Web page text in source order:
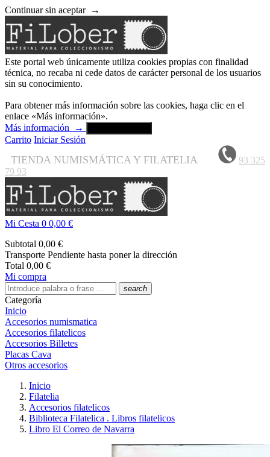
Continuar sin aceptar →
Este portal web únicamente utiliza cookies propias con finalidad
técnica, no recaba ni cede datos de carácter personal de los usuarios
sin su conocimiento.
Para obtener más información sobre las cookies, haga clic en el
enlace «Más información».
Más información
→
Carrito Iniciar Sesión
TIENDA NUMISMÁTICA Y FILATELIA
93 325
79 93
Mi Cesta 0 0,00 €
Subtotal 0,00 €
Transporte Pendiente hasta poner la dirección
Total 0,00 €
Mi compra
search
Categoría
Inicio
Accesorios numismatica
Accesorios filatelicos
Accesorios Billetes
Placas Cava
Otros accesorios
Inicio
Filatelia
Accesorios filatelicos
Biblioteca Filatelica . Libros filatelicos
Libro El Correo de Navarra